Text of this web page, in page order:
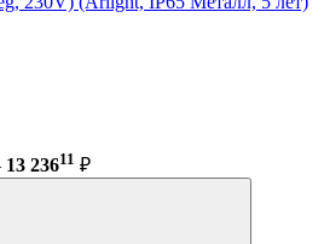
13 23611 ₽